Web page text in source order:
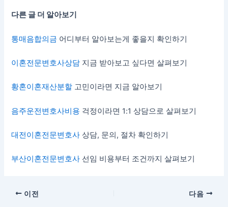
다른 글 더 알아보기
통매음합의금 어디부터 알아보는게 좋을지 확인하기
이혼전문변호사상담 지금 받아보고 싶다면 살펴보기
황혼이혼재산분할 고민이라면 지금 알아보기
음주운전변호사비용 걱정이라면 1:1 상담으로 살펴보기
대전이혼전문변호사 상담, 문의, 절차 확인하기
부산이혼전문변호사 선임 비용부터 조건까지 살펴보기
이전 다음